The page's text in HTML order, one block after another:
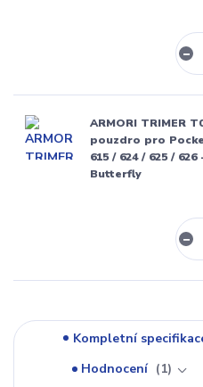
ARMORI TRIMER
pouzdro pro
615 / 624 / 625 /
Butterfly
Kompletní
Hodnocení
1